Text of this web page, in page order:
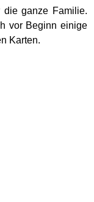
ganze Familie.
vor Beginn einige
Karten.